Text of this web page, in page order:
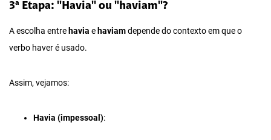
3ª Etapa: "Havia" ou "haviam"?
A escolha entre havia e haviamdepende do contexto em que o
verbo haver é usado.
Assim, vejamos:
Havia (impessoal):